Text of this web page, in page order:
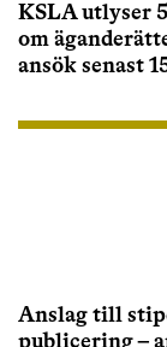
KSLA utlyser
om
ansök senast
Anslag till
publicering –